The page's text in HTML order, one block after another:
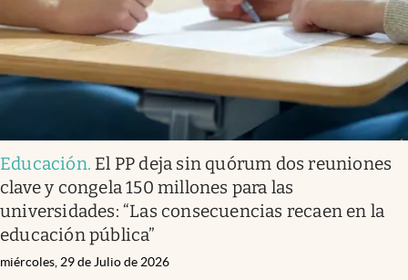
Educación. El PP deja sin quórum dos reuniones
clave y congela 150 millones para las
universidades: “Las consecuencias recaen en la
educación pública”
miércoles, 29 de Julio de 2026